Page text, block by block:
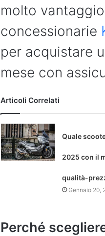
molto
concessionarie
per acquistare
mese con
Articoli Correlati
Quale
2025 con il
qualità-
Gennaio 20,
Perché